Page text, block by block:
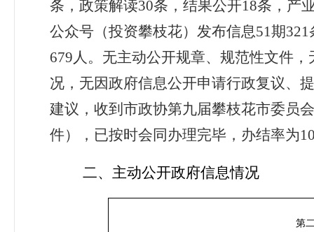
条，政策解读30条，结果公开18条，产
公众号（投资攀枝花）发布信息51期
679人。无主动公开规章、规范性文件
况，无因政府信息公开申请行政复议、
建议，收到市政协第九届攀枝花市委员
件），已按时会同办理完毕，办结率为
二、主动公开政府信息情况
第